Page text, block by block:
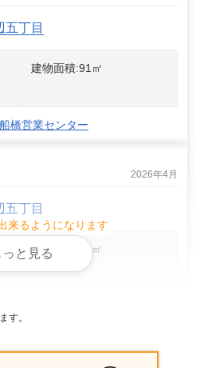
五丁目
建物面積:91 ㎡
橋営業センター
2026年4月
五丁目
建物面積: 62㎡
2025年10月
来るようになります
っと見る
す。